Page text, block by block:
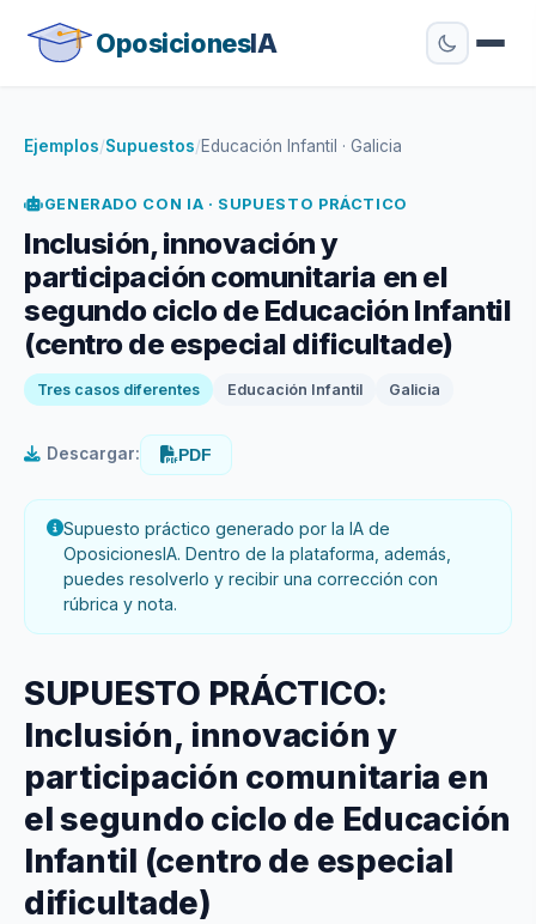
OposicionesIA
Ejemplos/Supuestos/Educación Infantil · Galicia
GENERADO CON IA · SUPUESTO PRÁCTICO
Inclusión, innovación y
participación comunitaria en el
segundo ciclo de Educación Infantil
(centro de especial dificultade)
Tres casos diferentes Educación Infantil Galicia
Descargar: PDF
Supuesto práctico generado por la IA de
OposicionesIA. Dentro de la plataforma, además,
puedes resolverlo y recibir una corrección con
rúbrica y nota.
SUPUESTO PRÁCTICO:
Inclusión, innovación y
participación comunitaria en
el segundo ciclo de Educación
Infantil (centro de especial
dificultade)